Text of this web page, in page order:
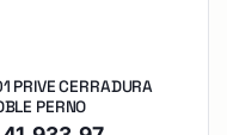
PRIVE CERRADURA
PERNO